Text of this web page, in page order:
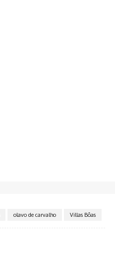
olavo de carvalho Villas Bôas